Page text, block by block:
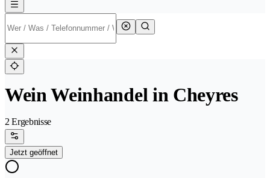
Wein Weinhandel in Cheyres
2 Ergebnisse
Jetzt geöffnet